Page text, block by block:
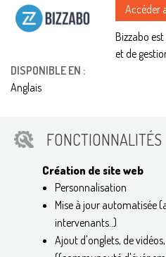
Accéder
Bizzabo
et de
DISPONIBLE EN :
Anglais
FONCTIONNALITÉS
Création de site web
Personnalisation
Mise à jour automatisée
intervenants..)
Ajout d'onglets, de